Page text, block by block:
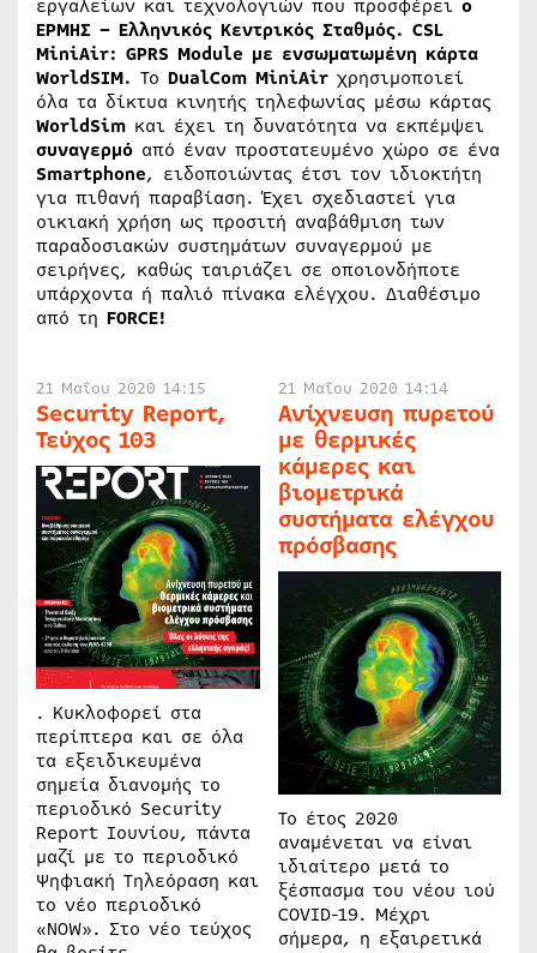
εργαλείων και τεχνολογιών που προσφέρει ο
ΕΡΜΗΣ – Ελληνικός Κεντρικός Σταθμός. CSL
MiniAir: GPRS Module με ενσωματωμένη κάρτα
WorldSIM. Το DualCom MiniAir χρησιμοποιεί
όλα τα δίκτυα κινητής τηλεφωνίας μέσω κάρτας
WorldSim και έχει τη δυνατότητα να εκπέμψει
συναγερμό από έναν προστατευμένο χώρο σε ένα
Smartphone, ειδοποιώντας έτσι τον ιδιοκτήτη
για πιθανή παραβίαση. Έχει σχεδιαστεί για
οικιακή χρήση ως προσιτή αναβάθμιση των
παραδοσιακών συστημάτων συναγερμού με
σειρήνες, καθώς ταιριάζει σε οποιονδήποτε
υπάρχοντα ή παλιό πίνακα ελέγχου. Διαθέσιμο
από τη FORCE!
21 Μαΐου 2020 14:15
Security Report,
Τεύχος 103
. Κυκλοφορεί στα
περίπτερα και σε όλα
τα εξειδικευμένα
σημεία διανομής το
περιοδικό Security
Report Ιουνίου, πάντα
μαζί με το περιοδικό
Ψηφιακή Τηλεόραση και
το νέο περιοδικό
«NOW». Στο νέο τεύχος
21 Μαΐου 2020 14:14
Ανίχνευση πυρετού
με θερμικές
κάμερες και
βιομετρικά
συστήματα ελέγχου
πρόσβασης
Το έτος 2020
αναμένεται να είναι
ιδιαίτερο μετά το
ξέσπασμα του νέου ιού
COVID-19. Μέχρι
σήμερα, η εξαιρετικά